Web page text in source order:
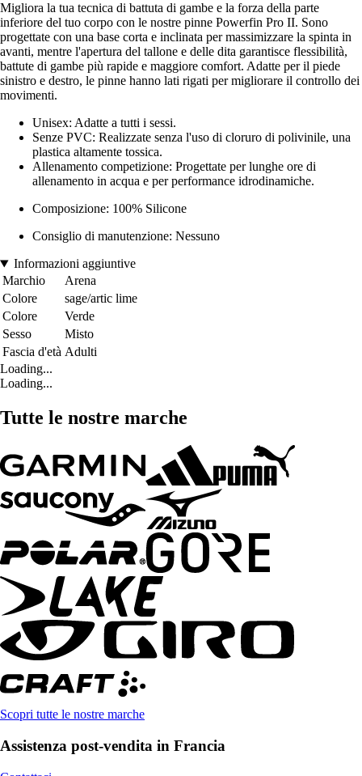
Migliora la tua tecnica di battuta di gambe e la forza della parte
inferiore del tuo corpo con le nostre pinne Powerfin Pro II. Sono
progettate con una base corta e inclinata per massimizzare la spinta in
avanti, mentre l'apertura del tallone e delle dita garantisce flessibilità,
battute di gambe più rapide e maggiore comfort. Adatte per il piede
sinistro e destro, le pinne hanno lati rigati per migliorare il controllo dei
movimenti.
Unisex: Adatte a tutti i sessi.
Senze PVC: Realizzate senza l'uso di cloruro di polivinile, una
plastica altamente tossica.
Allenamento competizione: Progettate per lunghe ore di
allenamento in acqua e per performance idrodinamiche.
Composizione: 100% Silicone
Consiglio di manutenzione: Nessuno
Informazioni aggiuntive
Marchio
Arena
Colore
sage/artic lime
Colore
Verde
Sesso
Misto
Fascia d'età Adulti
Loading...
Loading...
Tutte le nostre marche
Scopri tutte le nostre marche
Assistenza post-vendita in Francia